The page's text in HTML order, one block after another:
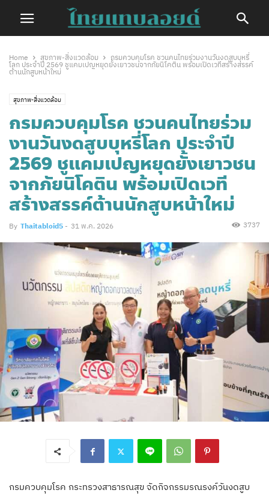
Home สุขภาพ-สิ่งแวดล้อม
กรมควบคุมโรค ชวนคนไทยร่วมงานวันงดสูบบุหรี่
โลก ประจำปี 2569 ชูแคมเปญหยุดยั้งเยาวชนจากภัยนิโคติน พร้อมเปิดเวทีสร้างสรรค์
ต้านนักสูบหน้าใหม่
สุขภาพ-สิ่งแวดล้อม
กรมควบคุมโรค ชวนคนไทยร่วม
งานวันงดสูบบุหรี่โลก ประจำปี
2569 ชูแคมเปญหยุดยั้งเยาวชน
จากภัยนิโคติน พร้อมเปิดเวที
สร้างสรรค์ต้านนักสูบหน้าใหม่
By Thaitabloid5 - 31 พ.ค. 2026 3737
กรมควบคุมโรค กระทรวงสาธารณสุข จัดกิจกรรมรณรงค์วันงดสูบ